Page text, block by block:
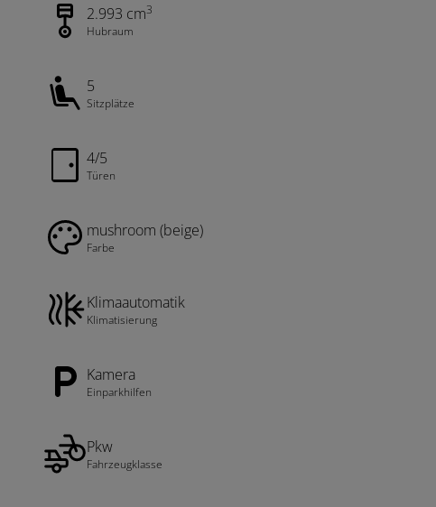
2.993 cm3
Hubraum
5
Sitzplätze
4/5
Türen
mushroom (beige)
Farbe
Klimaautomatik
Klimatisierung
Kamera
Einparkhilfen
Pkw
Fahrzeugklasse